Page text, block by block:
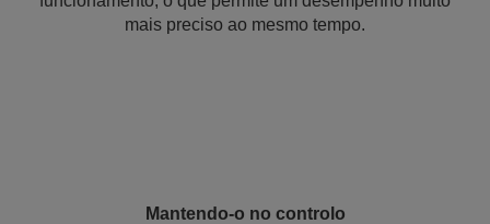
mais preciso ao mesmo tempo.
Mantendo-o no controlo